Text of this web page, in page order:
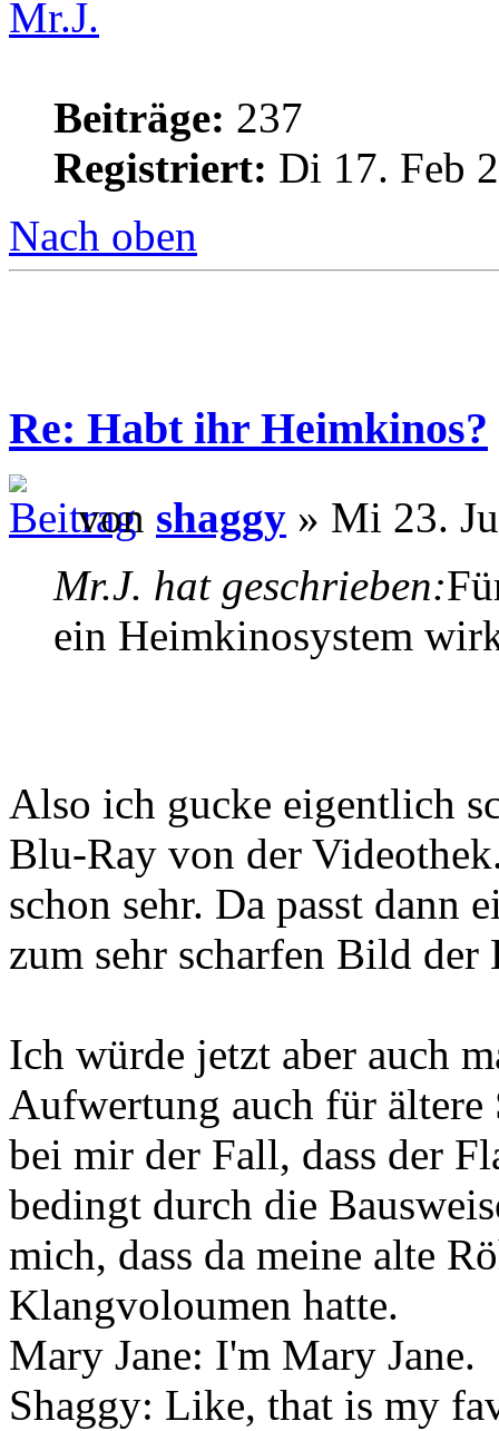
Mr.J.
Beiträge: 237
Registriert: Di 17. Feb
Nach oben
Re: Habt ihr Heimkinos?
von shaggy » Mi 23.
Mr.J. hat geschrieben:
ein Heimkinosystem
Also ich gucke eigentlich
Blu-Ray von der
schon sehr. Da passt dann
zum sehr scharfen Bild
Ich würde jetzt aber auch
Aufwertung auch für
bei mir der Fall, dass der
bedingt durch die
mich, dass da meine alte
Klangvoloumen hatte.
Mary Jane: I'm Mary Jane.
Shaggy: Like, that is my